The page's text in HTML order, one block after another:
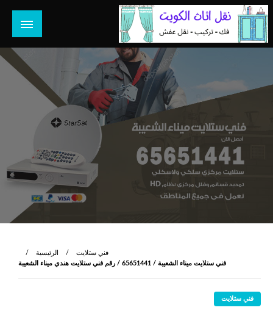
التخطي
إلى
المحتوى
هل تبحث عن أفضل خدمات بالكويت؟ خدمة فك نقل تركيب صيانة
تصليح جميع الخدمات المنزلية في الكويت
الرئيسية
فني ستلايت
فني ستلايت ميناء الشعيبة / 65651441 / رقم فني ستلايت هندي ميناء الشعيبة
فني ستلايت